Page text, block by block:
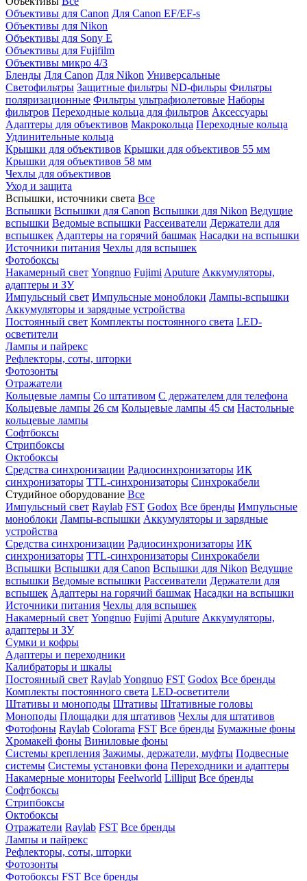
Объективы для Canon Для Canon EF/EF-s
Объективы для Nikon
Объективы для Sony E
Объективы для Fujifilm
Объективы микро 4/3
Бленды Для Canon Для Nikon Универсальные
Светофильтры Защитные фильтры ND-фильры Фильтры
поляризационные Фильтры ультрафиолетовые Наборы
фильтров Переходные кольца для фильтров Аксессуары
Адаптеры для объективов Макрокольца Переходные кольца
Удлинительные кольца
Крышки для объективов Крышки для объективов 55 мм
Крышки для объективов 58 мм
Чехлы для объективов
Уход и защита
Вспышки, источники света Все
Вспышки Вспышки для Canon Вспышки для Nikon Ведущие
вспышки Ведомые вспышки Рассеиватели Держатели для
вспышкек Адаптеры на горячий башмак Насадки на вспышки
Источники питания Чехлы для вспышек
Фотобоксы
Накамерный свет Yongnuo Fujimi Aputure Аккумуляторы,
адаптеры и ЗУ
Импульсный свет Импульсные моноблоки Лампы-вспышки
Аккумуляторы и зарядные устройства
Постоянный свет Комплекты постоянного света LED-
осветители
Лампы и пайрекс
Рефлекторы, соты, шторки
Фотозонты
Отражатели
Кольцевые лампы Со штативом С держателем для телефона
Кольцевые лампы 26 см Кольцевые лампы 45 см Настольные
кольцевые лампы
Софтбоксы
Стрипбоксы
Октобоксы
Средства синхронизации Радиосинхронизаторы ИК
синхронизаторы TTL-синхронизаторы Синхрокабели
Студийное оборудование Все
Импульсный свет Raylab FST Godox Все бренды Импульсные
моноблоки Лампы-вспышки Аккумуляторы и зарядные
устройства
Средства синхронизации Радиосинхронизаторы ИК
синхронизаторы TTL-синхронизаторы Синхрокабели
Вспышки Вспышки для Canon Вспышки для Nikon Ведущие
вспышки Ведомые вспышки Рассеиватели Держатели для
вспышек Адаптеры на горячий башмак Насадки на вспышки
Источники питания Чехлы для вспышек
Накамерный свет Yongnuo Fujimi Aputure Аккумуляторы,
адаптеры и ЗУ
Сумки и кофры
Адаптеры и переходники
Калибраторы и шкалы
Постоянный свет RaylabYongnuo FST Godox Все бренды
Комплекты постоянного света LED-осветители
Штативы и моноподы Штативы Штативные головы
Моноподы Площадки для штативов Чехлы для штативов
Фотофоны Raylab Colorama FST Все бренды Бумажные фоны
Хромакей фоны Виниловые фоны
Системы крепления Зажимы, держатели, муфты Подвесные
системы Системы установки фона Переходники и адаптеры
Накамерные мониторы Feelworld Lilliput Все бренды
Софтбоксы
Стрипбоксы
Октобоксы
Отражатели Raylab FST Все бренды
Лампы и пайрекс
Рефлекторы, соты, шторки
Фотозонты
Фотобоксы FST Все бренды